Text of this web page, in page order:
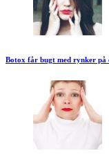
Botox får bugt med rynker på